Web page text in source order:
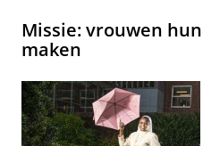
Missie: vrouwen
maken